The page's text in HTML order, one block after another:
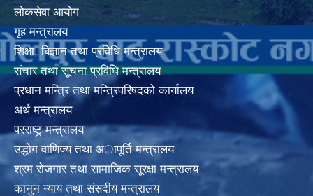
लोकसेवा आयोग
गृह मन्त्रालय
शिक्षा, बिज्ञान तथा प्रविधि मन्त्रालय
संचार तथा सूचना प्रविधि मन्त्रालय
प्रधान मन्त्रि तथा मन्त्रिपरिषदको कार्यालय
अर्थ मन्त्रालय
परराष्ट्र् मन्त्रालय
उद्धोग वाणिज्य तथा अापूर्ति मन्त्रालय
श्रम रोजगार तथा सामाजिक सूरक्षा मन्त्रालय
कानुन न्याय तथा संसदीय मन्त्रालय